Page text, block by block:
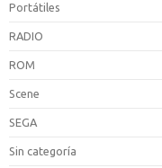
Portátiles
RADIO
ROM
Scene
SEGA
Sin categoría